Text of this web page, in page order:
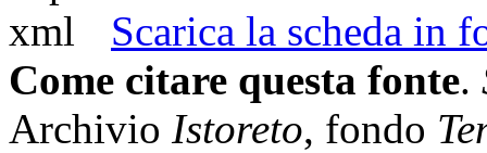
Scarica la scheda in
Come citare questa fonte.
Archivio Istoreto, fondo